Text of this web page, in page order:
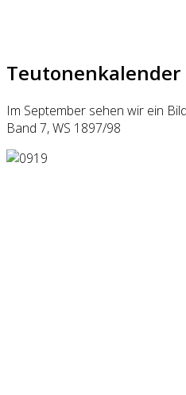
Teutonenkalender
Im September sehen wir ein
Band 7, WS 1897/98